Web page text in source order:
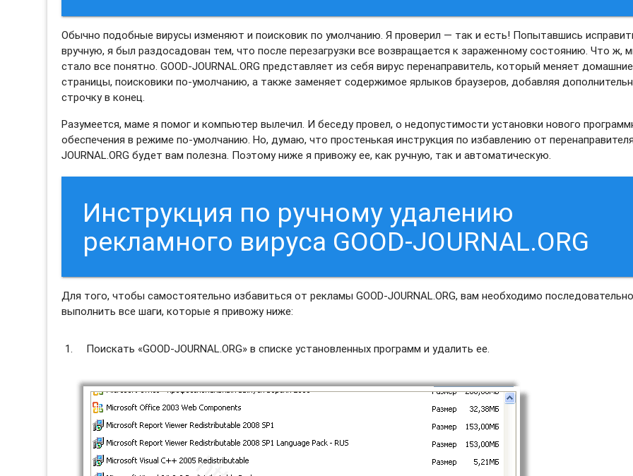
Обычно подобные вирусы изменяют и поисковик по умолчанию. Я проверил — так и есть! Попытавшись
вручную, я был раздосадован тем, что после перезагрузки все возвращается к зараженному состоянию. Что ж,
стало все понятно. GOOD-JOURNAL.ORG представляет из себя вирус перенаправитель, который меняет домашние
страницы, поисковики по-умолчанию, а также заменяет содержимое ярлыков браузеров, добавляя
строчку в конец.
Разумеется, маме я помог и компьютер вылечил. И беседу провел, о недопустимости установки нового
обеспечения в режиме по-умолчанию. Но, думаю, что простенькая инструкция по избавлению от
JOURNAL.ORG будет вам полезна. Поэтому ниже я привожу ее, как ручную, так и автоматическую.
Инструкция по ручному удалению
рекламного вируса GOOD-JOURNAL.ORG
Для того, чтобы самостоятельно избавиться от рекламы GOOD-JOURNAL.ORG, вам необходимо
выполнить все шаги, которые я привожу ниже:
Поискать «GOOD-JOURNAL.ORG» в списке установленных программ и удалить ее.